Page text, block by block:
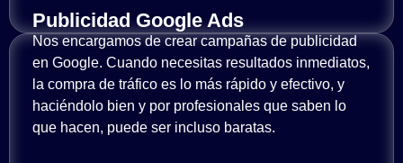
Publicidad Google Ads
Nos encargamos de crear campañas de publicidad
en Google. Cuando necesitas resultados inmediatos,
la compra de tráfico es lo más rápido y efectivo, y
haciéndolo bien y por profesionales que saben lo
que hacen, puede ser incluso baratas.